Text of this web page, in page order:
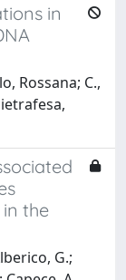
in
Rossana; C.,
the
G.;